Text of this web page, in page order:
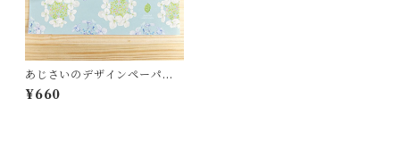
あじさいのデザインペーパ
ー WP03
¥660